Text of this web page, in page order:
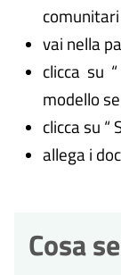
comunitari
vai nella
clicca su
modello
clicca su “
allega i
Cosa